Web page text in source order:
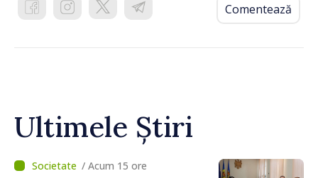
Comentează
Ultimele Știri
/ Acum 15 ore